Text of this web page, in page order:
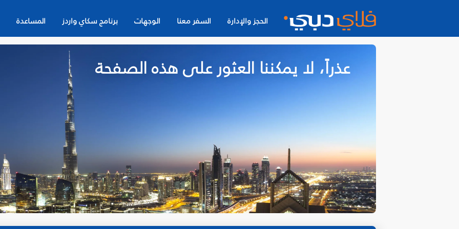
الحجز والإدارة السفر معنا الوجهات برنامج سكاي واردز المساعدة
عذراً، لا يمكننا العثور على هذه الصفحة